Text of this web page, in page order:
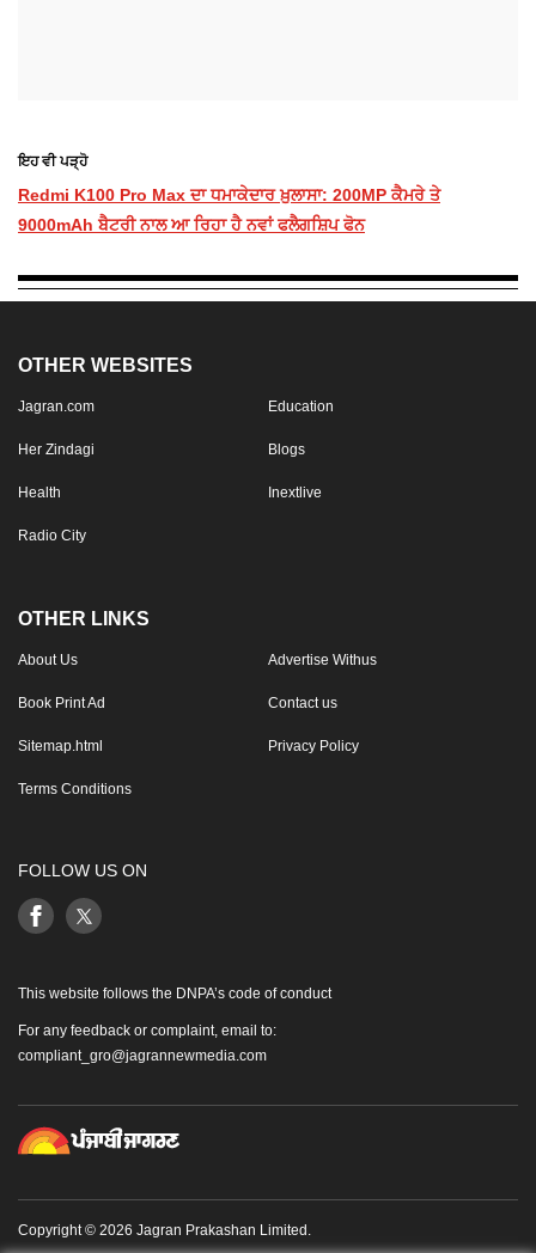
ਇਹ ਵੀ ਪੜ੍ਹੋ
Redmi K100 Pro Max ਦਾ ਧਮਾਕੇਦਾਰ ਖ਼ੁਲਾਸਾ: 200MP ਕੈਮਰੇ ਤੇ
9000mAh ਬੈਟਰੀ ਨਾਲ ਆ ਰਿਹਾ ਹੈ ਨਵਾਂ ਫਲੈਗਸ਼ਿਪ ਫੋਨ
OTHER WEBSITES
Jagran.com Education
Her Zindagi Blogs
Health Inextlive
Radio City
OTHER LINKS
About Us Advertise Withus
Book Print Ad Contact us
Sitemap.html Privacy Policy
Terms Conditions
FOLLOW US ON
This website follows the DNPA’s code of conduct
For any feedback or complaint, email to:
compliant_gro@jagrannewmedia.com
Copyright © 2026 Jagran Prakashan Limited.